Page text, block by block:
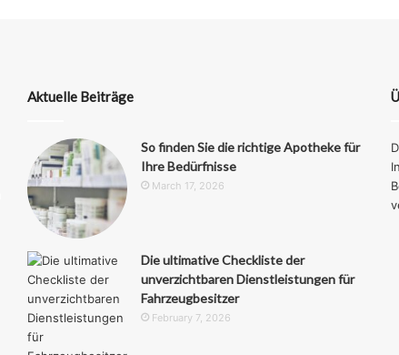
Aktuelle Beiträge
So finden Sie die richtige Apotheke für
Ihre Bedürfnisse
March 17, 2026
Die ultimative Checkliste der
unverzichtbaren Dienstleistungen für
Fahrzeugbesitzer
February 7, 2026